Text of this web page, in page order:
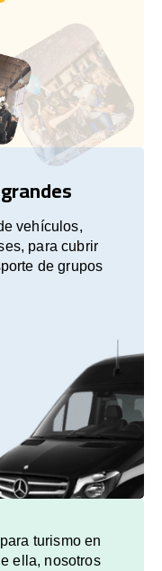
vehículos,
para cubrir
de grupos
turismo en
ella, nosotros